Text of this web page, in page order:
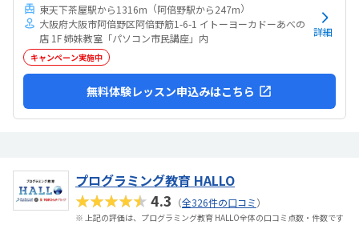
東天下茶屋駅から1316m （阿倍野駅から247m）
大阪府大阪市阿倍野区阿倍野筋1-6-1 イトーヨーカドーあべの
店 1F 姉妹教室「パソコン市民講座」内
キャンペーン実施中
詳細
無料体験レッスン申込みはこちら
プログラミング教育 HALLO
★★★★★4.3 （全326件の口コミ）
※ 上記の評価は、プログラミング教育 HALLO全体の口コミ点数・件数です